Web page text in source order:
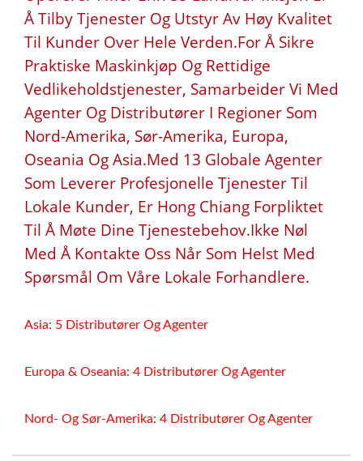
Å Tilby Tjenester Og Utstyr Av Høy Kvalitet
Til Kunder Over Hele Verden.For Å Sikre
Praktiske Maskinkjøp Og Rettidige
Vedlikeholdstjenester, Samarbeider Vi Med
Agenter Og Distributører I Regioner Som
Nord-Amerika, Sør-Amerika, Europa,
Oseania Og Asia.Med 13 Globale Agenter
Som Leverer Profesjonelle Tjenester Til
Lokale Kunder, Er Hong Chiang Forpliktet
Til Å Møte Dine Tjenestebehov.Ikke Nøl
Med Å Kontakte Oss Når Som Helst Med
Spørsmål Om Våre Lokale Forhandlere.
Asia: 5 Distributører Og Agenter
Europa & Oseania: 4 Distributører Og Agenter
Nord- Og Sør-Amerika: 4 Distributører Og Agenter